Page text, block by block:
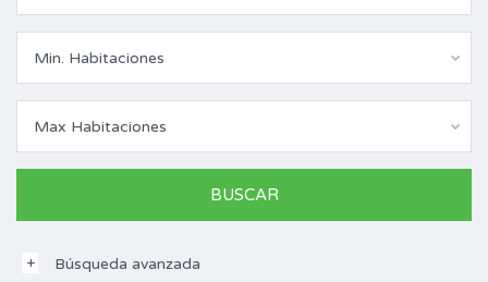
Min. Habitaciones
Max Habitaciones
Búsqueda avanzada